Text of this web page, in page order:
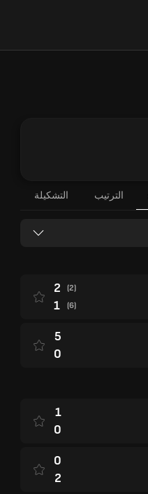
الترتيب التشكيلة
(2)
2
(6)
1
5
0
1
0
0
2